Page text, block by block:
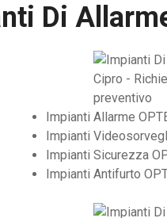
Di
Impianti Allarme
Impianti
Impianti Sicurezza
Impianti Antifurto